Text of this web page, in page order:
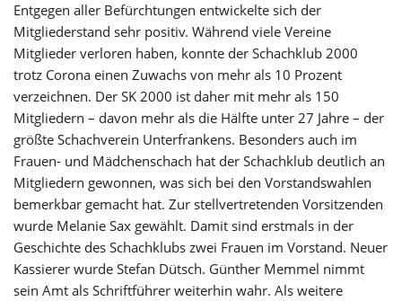
Entgegen aller Befürchtungen entwickelte sich der
Mitgliederstand sehr positiv. Während viele Vereine
Mitglieder verloren haben, konnte der Schachklub 2000
trotz Corona einen Zuwachs von mehr als 10 Prozent
verzeichnen. Der SK 2000 ist daher mit mehr als 150
Mitgliedern – davon mehr als die Hälfte unter 27 Jahre – der
größte Schachverein Unterfrankens. Besonders auch im
Frauen- und Mädchenschach hat der Schachklub deutlich an
Mitgliedern gewonnen, was sich bei den Vorstandswahlen
bemerkbar gemacht hat. Zur stellvertretenden Vorsitzenden
wurde Melanie Sax gewählt. Damit sind erstmals in der
Geschichte des Schachklubs zwei Frauen im Vorstand. Neuer
Kassierer wurde Stefan Dütsch. Günther Memmel nimmt
sein Amt als Schriftführer weiterhin wahr. Als weitere